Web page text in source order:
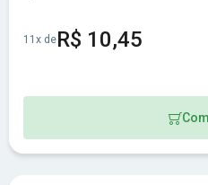
11x deR$ 10,45